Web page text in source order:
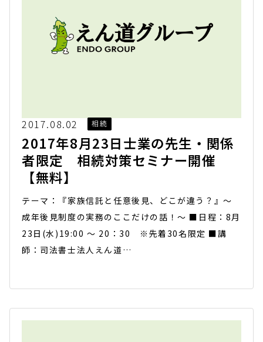
2017.08.02 相続
2017年8月23日士業の先生・関係
者限定 相続対策セミナー開催
【無料】
テーマ：『家族信託と任意後見、どこが違う？』～
成年後見制度の実務のここだけの話！～ ■日程：8月
23日(水)19:00 ～ 20：30 ※先着30名限定 ■講
師：司法書士法人えん道…